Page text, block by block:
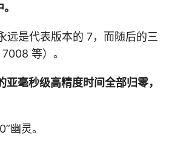
远是代表版本的 7，而随后的三
等）。
亚毫秒级高精度时间全部归零，
幽灵。